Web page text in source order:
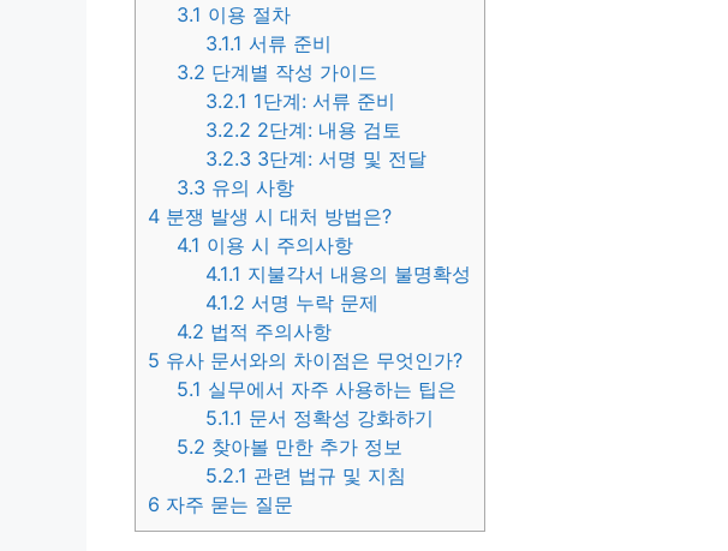
3.1 이용 절차
3.1.1 서류 준비
3.2 단계별 작성 가이드
3.2.1 1단계: 서류 준비
3.2.2 2단계: 내용 검토
3.2.3 3단계: 서명 및 전달
3.3 유의 사항
4 분쟁 발생 시 대처 방법은?
4.1 이용 시 주의사항
4.1.1 지불각서 내용의 불명확성
4.1.2 서명 누락 문제
4.2 법적 주의사항
5 유사 문서와의 차이점은 무엇인가?
5.1 실무에서 자주 사용하는 팁은
5.1.1 문서 정확성 강화하기
5.2 찾아볼 만한 추가 정보
5.2.1 관련 법규 및 지침
6 자주 묻는 질문